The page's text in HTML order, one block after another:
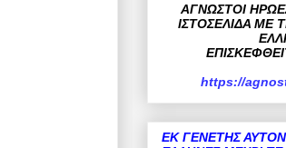
ΑΓΝΩΣΤΟΙ
ΙΣΤΟΣΕΛΙΔΑ ΜΕ
https://
ΕΚ ΓΕΝΕΤΗΣ